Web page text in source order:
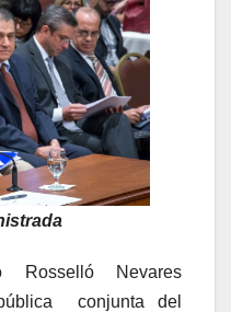
Rosselló Nevares
conjunta del